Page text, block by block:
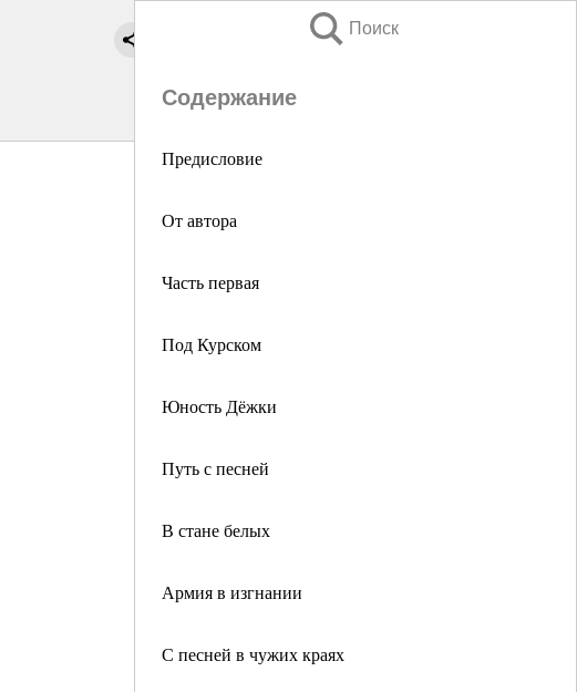
Поиск
Содержание
Предисловие
От автора
Часть первая
Под Курском
Юность Дёжки
Путь с песней
В стане белых
Армия в изгнании
С песней в чужих краях